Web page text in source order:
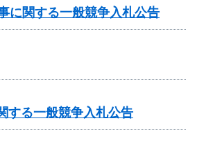
に関する一般競争入札公告
する一般競争入札公告